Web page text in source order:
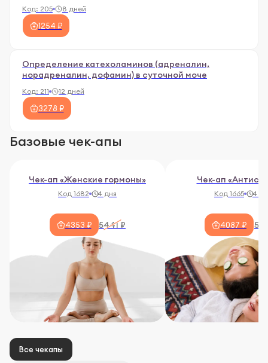
Базовые чек-апы
Чек-ап «Женские гормоны»
Код 1682 4 дня
4353 ₽ 5441 ₽
Чек-ап
Код 1665 4
4087 ₽
Все чекапы
Код: 205 8 дней
1254 ₽
Определение катехоламинов (адреналин,
норадреналин, дофамин) в суточной моче
Код: 211 12 дней
3278 ₽